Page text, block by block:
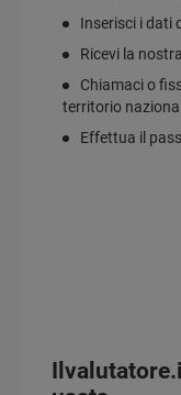
Inserisci i dati
Ricevi la
Chiamaci o
territorio
Effettua il